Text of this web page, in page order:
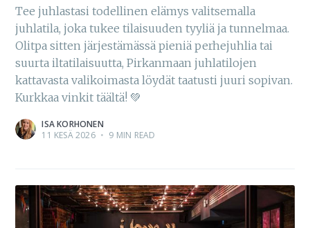
Tee juhlastasi todellinen elämys valitsemalla
juhlatila, joka tukee tilaisuuden tyyliä ja tunnelmaa.
Olitpa sitten järjestämässä pieniä perhejuhlia tai
suurta iltatilaisuutta, Pirkanmaan juhlatilojen
kattavasta valikoimasta löydät taatusti juuri sopivan.
Kurkkaa vinkit täältä! 💚
ISA KORHONEN
11 KESÄ 2026 • 9 MIN READ